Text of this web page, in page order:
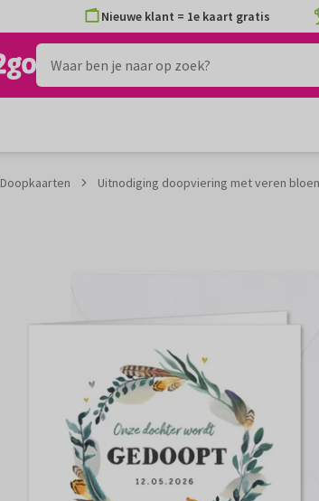
Nieuwe klant = 1e kaart gratis
Doopkaarten Uitnodiging doopviering met veren